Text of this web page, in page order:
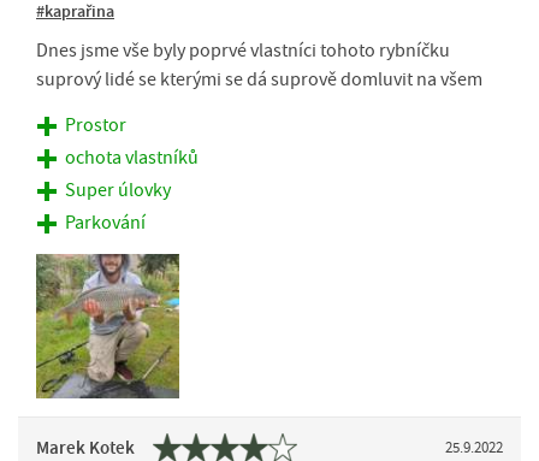
#kaprařina
Dnes jsme vše byly poprvé vlastníci tohoto rybníčku
suprový lidé se kterými se dá suprově domluvit na všem
Prostor
ochota vlastníků
Super úlovky
Parkování
Marek Kotek 25.9.2022